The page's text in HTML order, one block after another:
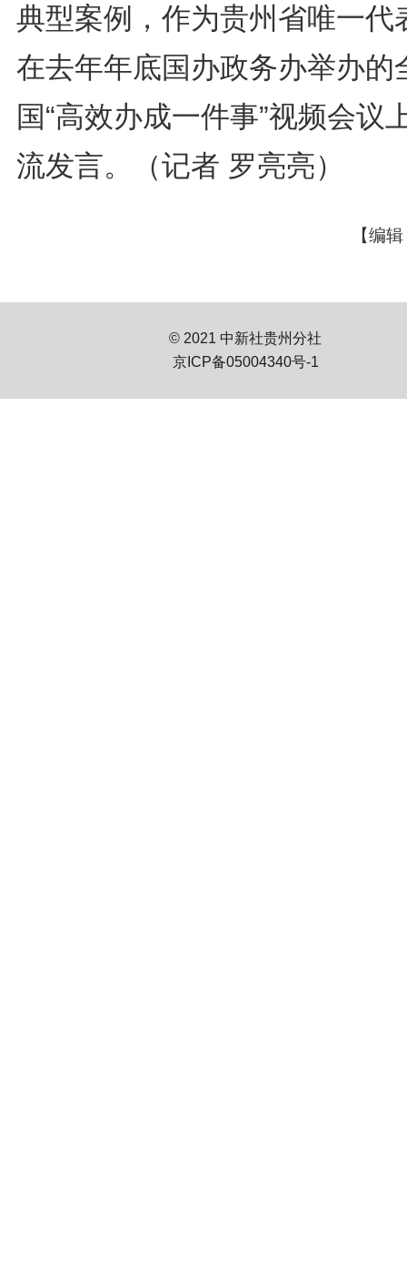
典型案例，作为贵州省唯一代
在去年年底国办政务办举办的
国“高效办成一件事”视频会议
流发言。（记者 罗亮亮）
【编
© 2021 中新社贵州分社
京ICP备05004340号-1